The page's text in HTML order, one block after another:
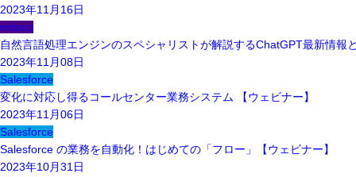
2023年11月16日
mitoco
自然言語処理エンジンのスペシャリストが解説するChatGPT最新情報
2023年11月08日
Salesforce
変化に対応し得るコールセンター業務システム 【ウェビナー】
2023年11月06日
Salesforce
Salesforce の業務を自動化！はじめての「フロー」【ウェビナー】
2023年10月31日